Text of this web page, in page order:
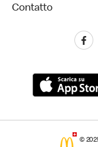
Contatto
©